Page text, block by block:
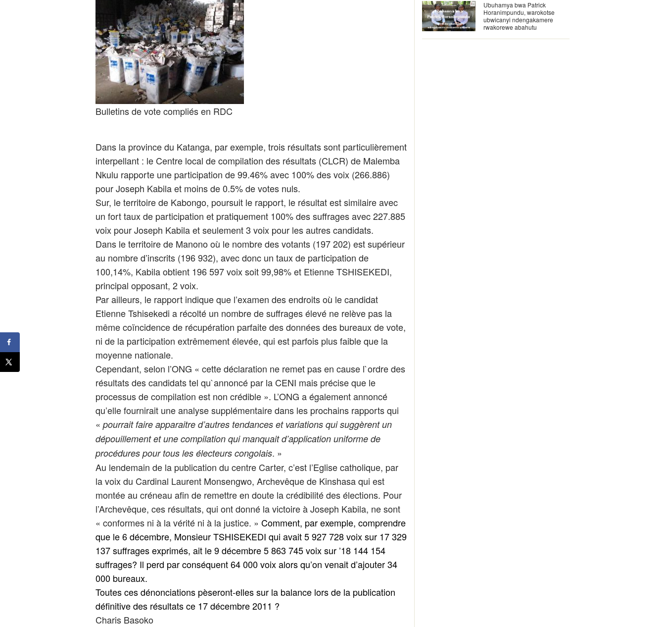
Bulletins de vote compliés en RDC
Dans la province du Katanga, par exemple, trois résultats sont particulièrement
interpellant : le Centre local de compilation des résultats (CLCR) de Malemba
Nkulu rapporte une participation de 99.46% avec 100% des voix (266.886)
pour Joseph Kabila et moins de 0.5% de votes nuls.
Sur, le territoire de Kabongo, poursuit le rapport, le résultat est similaire avec
un fort taux de participation et pratiquement 100% des suffrages avec 227.885
voix pour Joseph Kabila et seulement 3 voix pour les autres candidats.
Dans le territoire de Manono où le nombre des votants (197 202) est supérieur
au nombre d’inscrits (196 932), avec donc un taux de participation de
100,14%, Kabila obtient 196 597 voix soit 99,98% et Etienne TSHISEKEDI,
principal opposant, 2 voix.
Par ailleurs, le rapport indique que l’examen des endroits où le candidat
Etienne Tshisekedi a récolté un nombre de suffrages élevé ne relève pas la
même coïncidence de récupération parfaite des données des bureaux de vote,
ni de la participation extrêmement élevée, qui est parfois plus faible que la
moyenne nationale.
Cependant, selon l’ONG « cette déclaration ne remet pas en cause l`ordre des
résultats des candidats tel qu`annoncé par la CENI mais précise que le
processus de compilation est non crédible ». L’ONG a également annoncé
qu’elle fournirait une analyse supplémentaire dans les prochains rapports qui
« pourrait faire apparaitre d’autres tendances et variations qui suggèrent un
dépouillement et une compilation qui manquait d’application uniforme de
procédures pour tous les électeurs congolais. »
Au lendemain de la publication du centre Carter, c’est l’Eglise catholique, par
la voix du Cardinal Laurent Monsengwo, Archevêque de Kinshasa qui est
montée au créneau afin de remettre en doute la crédibilité des élections. Pour
l’Archevêque, ces résultats, qui ont donné la victoire à Joseph Kabila, ne sont
« conformes ni à la vérité ni à la justice. » Comment, par exemple, comprendre
que le 6 décembre, Monsieur TSHISEKEDI qui avait 5 927 728 voix sur 17 329
137 suffrages exprimés, ait le 9 décembre 5 863 745 voix sur ’18 144 154
suffrages? Il perd par conséquent 64 000 voix alors qu’on venait d’ajouter 34
000 bureaux.
Toutes ces dénonciations pèseront-elles sur la balance lors de la publication
définitive des résultats ce 17 décembre 2011 ?
Charis Basoko
Ubuhamya bwa Patrick
Horanimpundu, warokotse
ubwicanyi ndengakamere
rwakorewe abahutu